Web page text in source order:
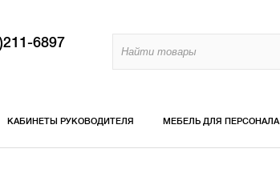
6897
КАБИНЕТЫ РУКОВОДИТЕЛЯ МЕБЕЛЬ ДЛЯ ПЕРСОНАЛА